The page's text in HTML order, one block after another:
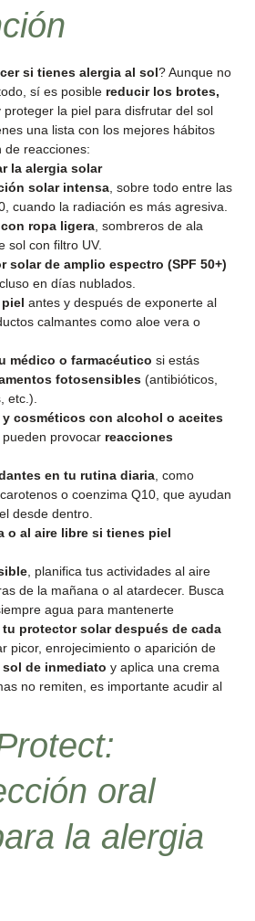
si tienes alergia al sol? Aunque no
sí es posible reducir los brotes,
proteger la piel para disfrutar del sol
una lista con los mejores hábitos
de reacciones:
la alergia solar
solar intensa , sobre todo entre las
cuando la radiación es más agresiva.
ropa ligera , sombreros de ala
sol con filtro UV.
solar de amplio espectro (SPF 50+)
en días nublados.
antes y después de exponerte al
calmantes como aloe vera o
médico o farmacéutico si estás
fotosensibles (antibióticos,
etc.).
y cosméticos con alcohol o aceites
pueden provocar reacciones
en tu rutina diaria , como
o coenzima Q10, que ayudan
desde dentro.
o al aire libre si tienes piel
, planifica tus actividades al aire
de la mañana o al atardecer. Busca
agua para mantenerte
tu protector solar después de cada
picor, enrojecimiento o aparición de
de inmediato y aplica una crema
no remiten, es importante acudir al
oral
la alergia